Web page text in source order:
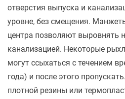
отверстия выпуска и
уровне, без смещения.
центра позволяют выровнять
канализацией. Некоторые
могут ссыхаться с течением
года) и после этого
плотной резины или